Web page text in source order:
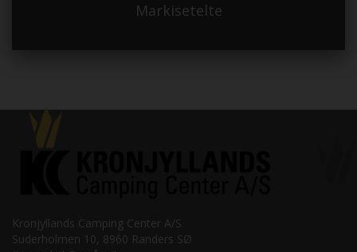
Markisetelte
Kronjyllands Camping Center A/S
Suderholmen 10, 8960 Randers SØ